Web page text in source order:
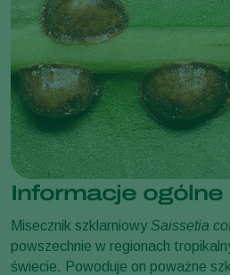
Informacje ogólne
Misecznik szklarniowy Saissetia
powszechnie w regionach
świecie. Powoduje on poważne